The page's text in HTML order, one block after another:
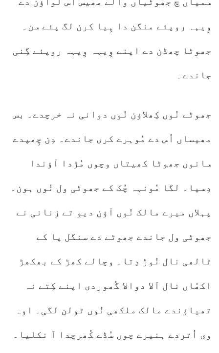
وِیہہ روپئے منگن دا ہِیا کرن لگ پئے سن۔
جھوٹا چھڈن دے اپنے وِیہہ وِیہہ روپئے گِنی
جاندے۔
جھوٹے نُوں کِھلاؤن نُوں دوانی نہ خرچدے۔ بس
مھیساں اُس دے مُوہرے کری جاندے۔ دِن چِھپدے
سانوں جھوٹا کھیتاں وچوں مُڑدا آؤندا
دِسیا۔ لگا مُونہہ چُک کے جھوٹی ول نُوں ہون۔
پہلاں میرے مالک نُوں آؤن دیو تے زنانی نے
جھوٹی ول جاندے جھوٹے دے سنگل پا کے
ٹالھی نال نُوڑ دِتا۔ وچالے کھڑ کے بھکھڑ
اکھّاں نال آلا دوالا گُھوردی اپنے کِتے نہ
تھیاؤندے مالک ملکھی نُوں ٹولن لگی۔ اوہ
وی اُتردے ہنیرے چوں سُڈے کُھرچدا آ نکلیا۔